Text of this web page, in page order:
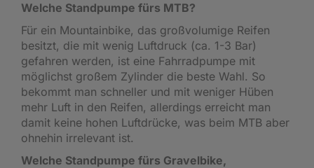
Welche Standpumpe fürs MTB?
Für ein Mountainbike, das großvolumige Reifen
besitzt, die mit wenig Luftdruck (ca. 1-3 Bar)
gefahren werden, ist eine Fahrradpumpe mit
möglichst großem Zylinder die beste Wahl. So
bekommt man schneller und mit weniger Hüben
mehr Luft in den Reifen, allerdings erreicht man
damit keine hohen Luftdrücke, was beim MTB aber
ohnehin irrelevant ist.
Welche Standpumpe fürs Gravelbike,